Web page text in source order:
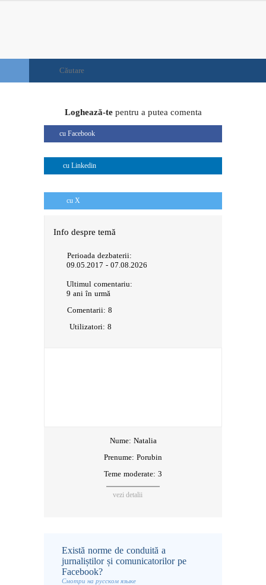
Loghează-tepentru a putea comenta
cu Facebook
cu Linkedin
cu X
Info despre temă
Perioada dezbaterii:
09.05.2017 - 07.08.2026
Ultimul comentariu:
9 ani în urmă
Comentarii: 8
Utilizatori: 8
Nume: Natalia
Prenume: Porubin
Teme moderate: 3
vezi detalii
Există norme de conduită a
jurnaliștilor și comunicatorilor pe
Facebook?
Смотри на русском языке